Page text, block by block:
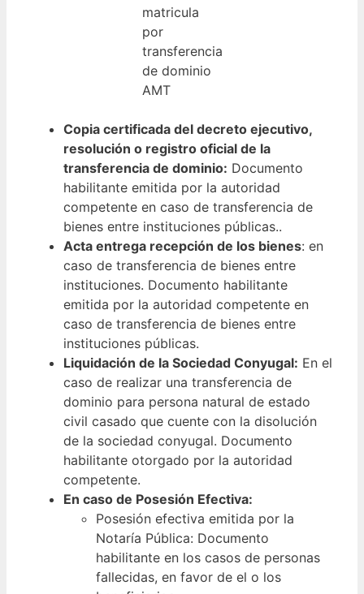
matricula
por
transferencia
de dominio
AMT
Copia certificada del decreto ejecutivo,
resolución o registro oficial de la
transferencia de dominio: Documento
habilitante emitida por la autoridad
competente en caso de transferencia de
bienes entre instituciones públicas..
Acta entrega recepción de los bienes: en
caso de transferencia de bienes entre
instituciones. Documento habilitante
emitida por la autoridad competente en
caso de transferencia de bienes entre
instituciones públicas.
Liquidación de la Sociedad Conyugal: En el
caso de realizar una transferencia de
dominio para persona natural de estado
civil casado que cuente con la disolución
de la sociedad conyugal. Documento
habilitante otorgado por la autoridad
competente.
En caso de Posesión Efectiva:
Posesión efectiva emitida por la
Notaría Pública: Documento
habilitante en los casos de personas
fallecidas, en favor de el o los